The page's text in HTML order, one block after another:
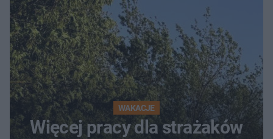
WAKACJE
Więcej pracy dla strażaków